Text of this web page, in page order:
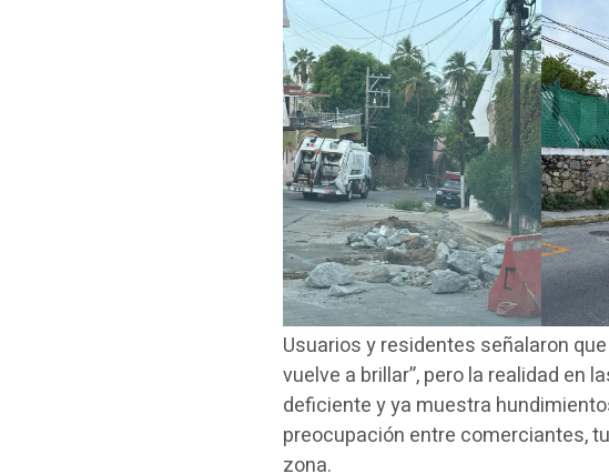
Usuarios y residentes señalaron
vuelve a brillar”, pero la realidad en
deficiente y ya muestra
preocupación entre comerciantes,
zona.